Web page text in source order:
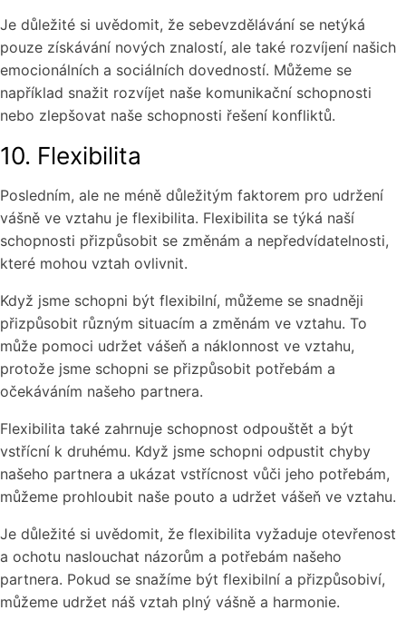
Je důležité si uvědomit, že sebevzdělávání se netýká
pouze získávání nových znalostí, ale také rozvíjení našich
emocionálních a sociálních dovedností. Můžeme se
například snažit rozvíjet naše komunikační schopnosti
nebo zlepšovat naše schopnosti řešení konfliktů.
10. Flexibilita
Posledním, ale ne méně důležitým faktorem pro udržení
vášně ve vztahu je flexibilita. Flexibilita se týká naší
schopnosti přizpůsobit se změnám a nepředvídatelnosti,
které mohou vztah ovlivnit.
Když jsme schopni být flexibilní, můžeme se snadněji
přizpůsobit různým situacím a změnám ve vztahu. To
může pomoci udržet vášeň a náklonnost ve vztahu,
protože jsme schopni se přizpůsobit potřebám a
očekáváním našeho partnera.
Flexibilita také zahrnuje schopnost odpouštět a být
vstřícní k druhému. Když jsme schopni odpustit chyby
našeho partnera a ukázat vstřícnost vůči jeho potřebám,
můžeme prohloubit naše pouto a udržet vášeň ve vztahu.
Je důležité si uvědomit, že flexibilita vyžaduje otevřenost
a ochotu naslouchat názorům a potřebám našeho
partnera. Pokud se snažíme být flexibilní a přizpůsobiví,
můžeme udržet náš vztah plný vášně a harmonie.